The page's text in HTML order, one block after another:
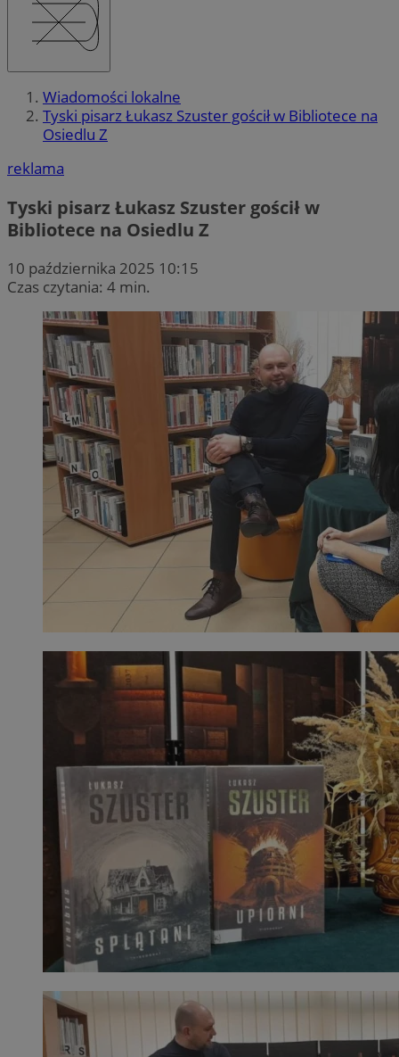
Wiadomości lokalne
Tyski pisarz Łukasz Szuster gościł w Bibliotece na
Osiedlu Z
reklama
Tyski pisarz Łukasz Szuster gościł w
Bibliotece na Osiedlu Z
10 października 2025 10:15
Czas czytania: 4 min.